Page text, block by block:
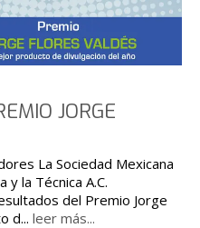
JORGE
y la Técnica A.C.
del Premio Jorge
d... leer más...